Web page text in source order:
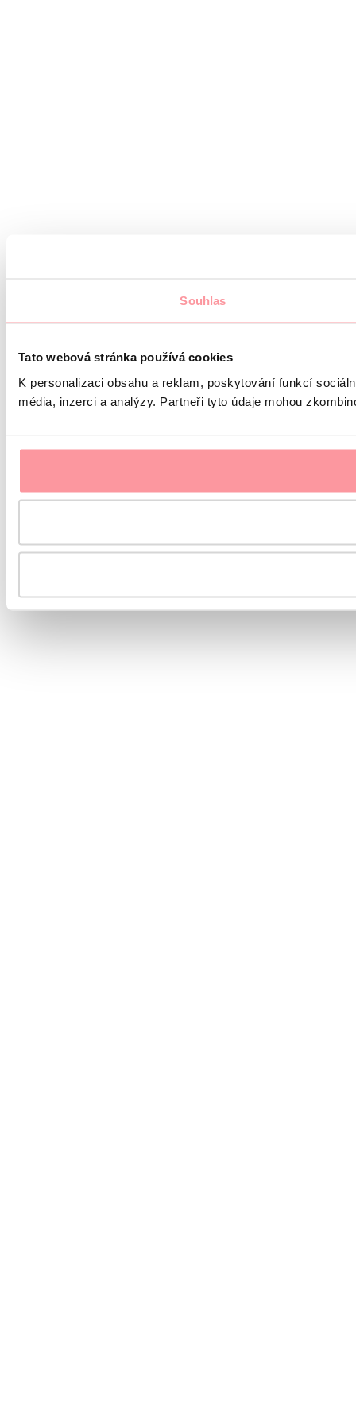
Souhlas
Tato webová stránka používá cookies
K personalizaci obsahu a reklam, poskytování funkcí
média, inzerci a analýzy. Partneři tyto údaje mohou